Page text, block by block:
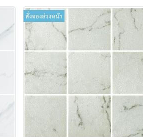
สั่งจองล่วงหน้า